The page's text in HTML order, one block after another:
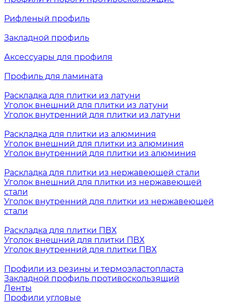
Рифленый профиль
Закладной профиль
Аксессуары для профиля
Профиль для ламината
Раскладка для плитки из латуни
Уголок внешний для плитки из латуни
Уголок внутренний для плитки из латуни
Раскладка для плитки из алюминия
Уголок внешний для плитки из алюминия
Уголок внутренний для плитки из алюминия
Раскладка для плитки из нержавеющей стали
Уголок внешний для плитки из нержавеющей
стали
Уголок внутренний для плитки из нержавеющей
стали
Раскладка для плитки ПВХ
Уголок внешний для плитки ПВХ
Уголок внутренний для плитки ПВХ
Профили из резины и термоэластопласта
Закладной профиль противоскользящий
Ленты
Профили угловые